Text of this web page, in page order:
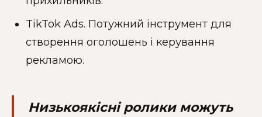
TikTok Ads. Потужний інструмент для
створення оголошень і керування
рекламою.
Низькоякісні ролики можуть